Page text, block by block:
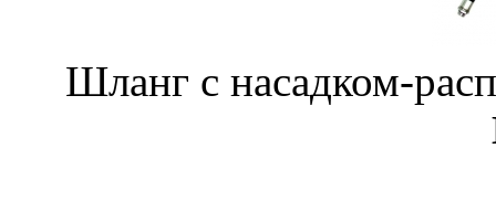
Шланг с насадком-